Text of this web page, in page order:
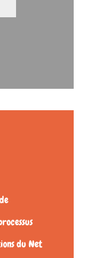
du Net